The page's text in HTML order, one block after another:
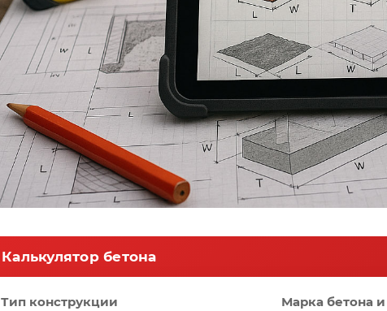
Калькулятор бетона
Тип конструкции Марка бетона и